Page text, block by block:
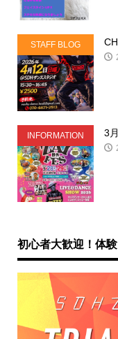
STAFF BLOG
INFORMATION 3
初心者大歓迎！体